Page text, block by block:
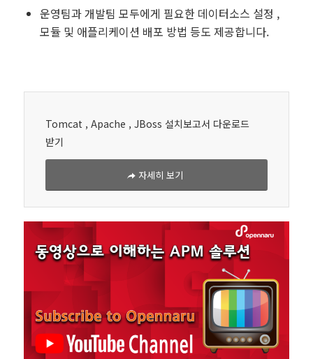
운영팀과 개발팀 모두에게 필요한 데이터소스 설정 ,
모듈 및 애플리케이션 배포 방법 등도 제공합니다.
Tomcat , Apache , JBoss 설치보고서 다운로드
받기
자세히 보기